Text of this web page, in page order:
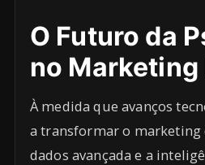
O Futuro da
no
À medida que avanços
a transformar o marketing
dados avançada e a